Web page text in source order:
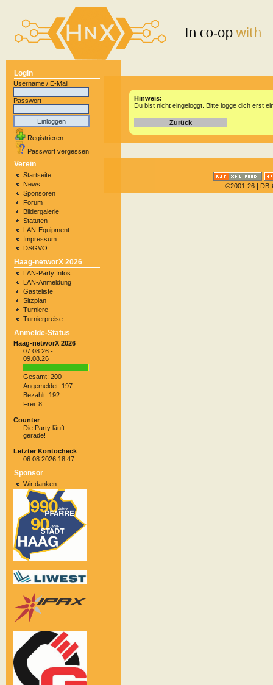
Login
Username / E-Mail
Passwort
Registrieren
Passwort vergessen
Verein
Startseite
News
Sponsoren
Forum
Bildergalerie
Statuten
LAN-Equipment
Impressum
DSGVO
Haag-networX 2026
LAN-Party Infos
LAN-Anmeldung
Gästeliste
Sitzplan
Turniere
Turnierpreise
Anmelde-Status
Haag-networX 2026
07.08.26 -
09.08.26
Gesamt: 200
Angemeldet: 197
Bezahlt: 192
Frei: 8
Counter
Die Party läuft
gerade!
Letzter Kontocheck
06.08.2026 18:47
Sponsor
Wir danken:
Hinweis:
Du bist nicht eingeloggt. Bitte logge dich erst
Zurück
©2001-26 |